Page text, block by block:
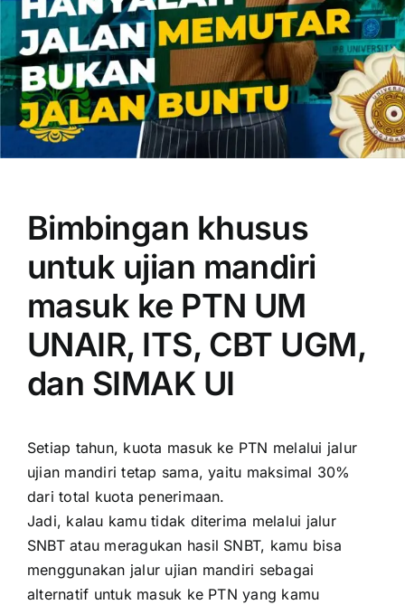
OUR PROGRAM
REGISTRATION
CONTACT US
Bimbingan khusus
untuk ujian mandiri
masuk ke PTN UM
UNAIR, ITS, CBT UGM,
dan SIMAK UI
Setiap tahun, kuota masuk ke PTN melalui jalur
ujian mandiri tetap sama, yaitu maksimal 30%
dari total kuota penerimaan.
Jadi, kalau kamu tidak diterima melalui jalur
SNBT atau meragukan hasil SNBT, kamu bisa
menggunakan jalur ujian mandiri sebagai
alternatif untuk masuk ke PTN yang kamu